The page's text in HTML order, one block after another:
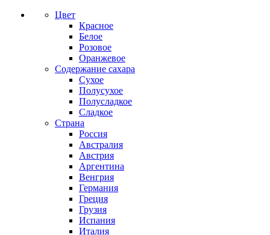
Цвет
Красное
Белое
Розовое
Оранжевое
Содержание сахара
Сухое
Полусухое
Полусладкое
Сладкое
Страна
Россия
Австралия
Австрия
Аргентина
Венгрия
Германия
Греция
Грузия
Испания
Италия